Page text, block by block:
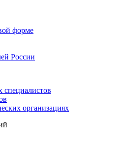
форме
России
специалистов
организациях